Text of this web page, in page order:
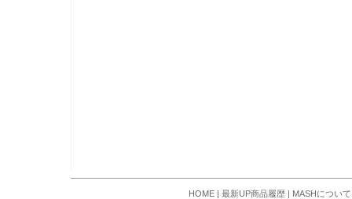
HOME | 最新UP商品履歴 | MASHについて